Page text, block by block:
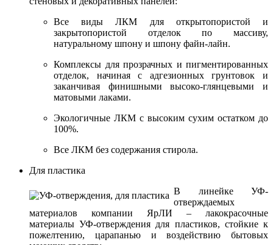
Все виды ЛКМ для открытопористой и
закрытопористой отделок по массиву,
натуральному шпону и шпону файн-лайн.
Комплексы для прозрачных и пигментированных
отделок, начиная с адгезионных грунтовок и
заканчивая финишными высоко-глянцевыми и
матовыми лаками.
Экологичные ЛКМ с высоким сухим остатком до
100%.
Все ЛКМ без содержания стирола.
Для пластика
В линейке УФ-
отверждаемых
материалов компании ЯрЛИ – лакокрасочные
материалы УФ-отверждения для пластиков, стойкие к
пожелтению, царапанью и воздействию бытовых